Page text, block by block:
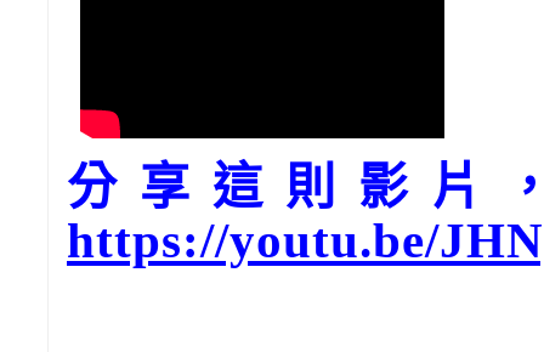
分享這則影片
https://youtu.be/